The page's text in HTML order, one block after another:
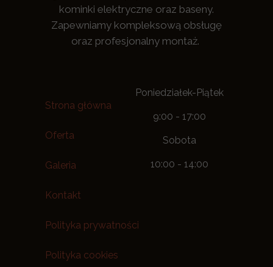
kominki elektryczne oraz baseny.
Zapewniamy kompleksową obsługę
oraz profesjonalny montaż.
Strona główna
Oferta
Galeria
Kontakt
Polityka prywatności
Polityka cookies
Poniedziałek-Piątek
9:00 - 17:00
Sobota
10:00 - 14:00